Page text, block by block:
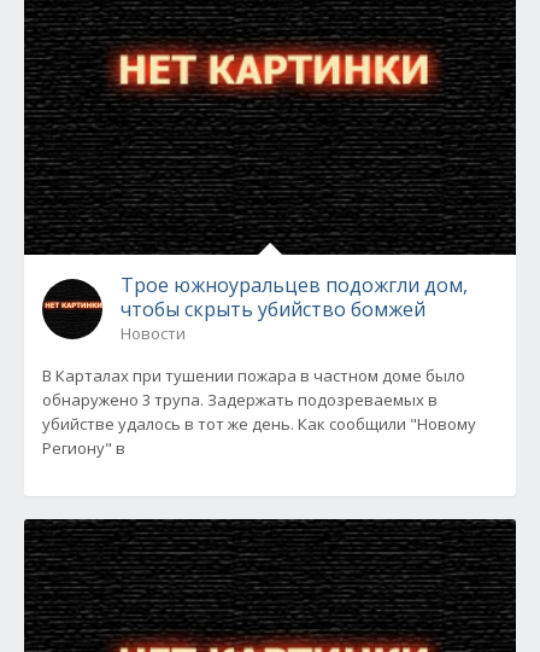
Трое южноуральцев подожгли дом,
чтобы скрыть убийство бомжей
Новости
В Карталах при тушении пожара в частном доме было
обнаружено 3 трупа. Задержать подозреваемых в
убийстве удалось в тот же день. Как сообщили "Новому
Региону" в